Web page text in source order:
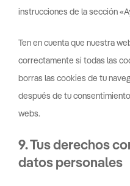
instrucciones de la sección
Ten en cuenta que nuestra
correctamente si todas las
borras las cookies de tu
después de tu
webs.
9. Tus derechos
datos personales